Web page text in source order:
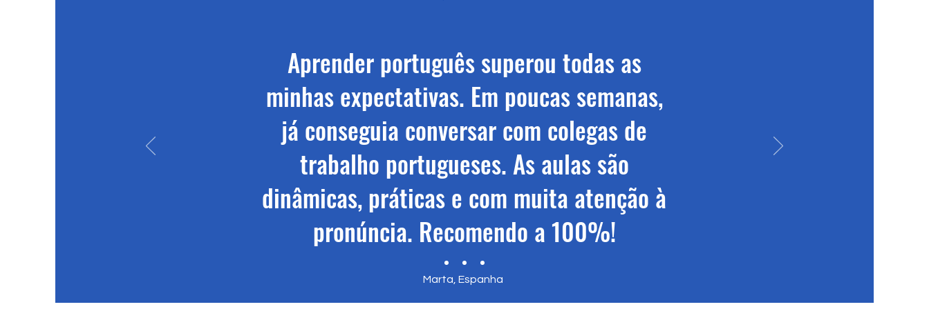
Aprender português superou todas as
minhas expectativas. Em poucas semanas,
já conseguia conversar com colegas de
trabalho portugueses. As aulas são
dinâmicas, práticas e com muita atenção à
pronúncia. Recomendo a 100%!
Marta, Espanha